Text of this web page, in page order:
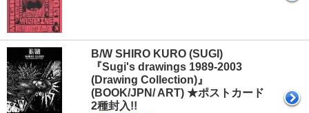
B/W SHIRO KURO (SUGI)
『Sugi's drawings 1989-2003
(Drawing Collection)』
(BOOK/JPN/ ART) ★ポストカード
2種封入!!